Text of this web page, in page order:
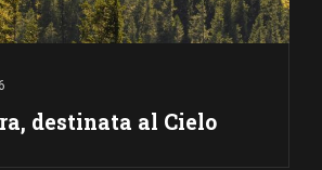
destinata al Cielo